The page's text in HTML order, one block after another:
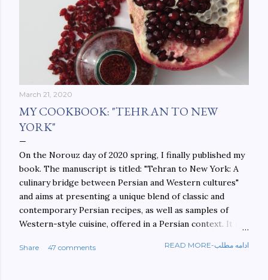
March 21, 2020
MY COOKBOOK: "TEHRAN TO NEW
YORK"
On the Norouz day of 2020 spring, I finally published my
book. The manuscript is titled: "Tehran to New York: A
culinary bridge between Persian and Western cultures"
and aims at presenting a unique blend of classic and
contemporary Persian recipes, as well as samples of
Western-style cuisine, offered in a Persian context. It is
walls. This book aims at constructing a bridge between
Share 47 comments READ MORE-ادامه مطلب